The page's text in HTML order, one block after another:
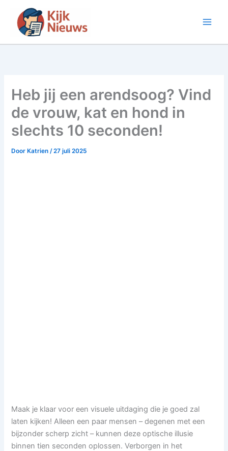
inhoud
Heb jij een arendsoog? Vind
de vrouw, kat en hond in
slechts 10 seconden!
Door Katrien/27 juli 2025
Maak je klaar voor een visuele uitdaging die je goed zal
laten kijken! Alleen een paar mensen – degenen met een
bijzonder scherp zicht – kunnen deze optische illusie
binnen tien seconden oplossen. Verborgen in het